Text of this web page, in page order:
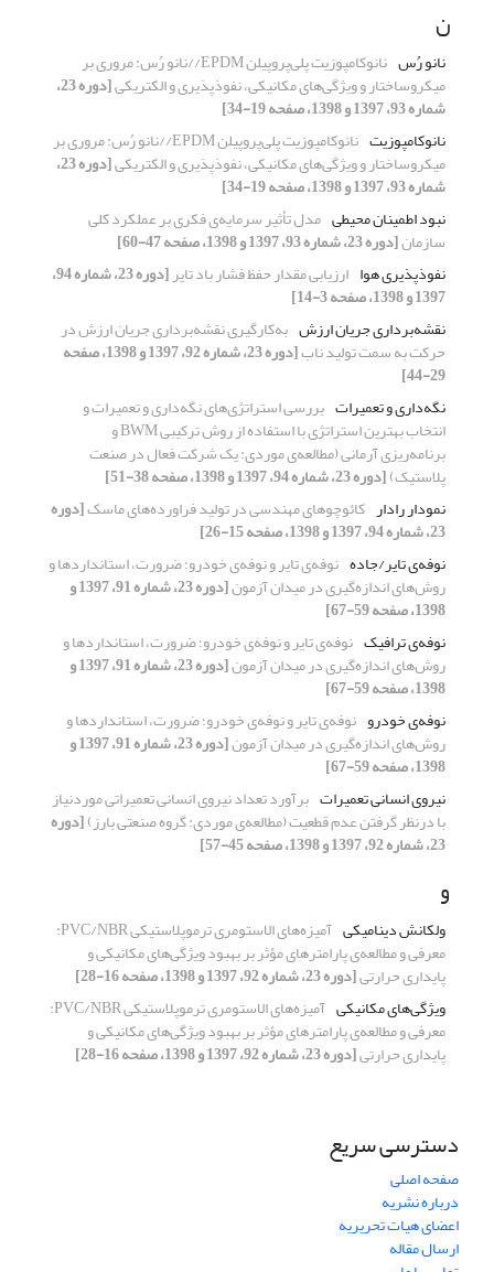
ن
نانو رُس نانوکامپوزیت پلی‌پروپیلن EPDM//نانو رُس: مروری بر
میکروساختار و ویژگی‌های مکانیکی، نفوذپذیری و الکتریکی [دوره 23،
شماره 93، 1397 و 1398، صفحه 19-34]
نانوکامپوزیت
نانوکامپوزیت پلی‌پروپیلن EPDM//نانو رُس: مروری بر
میکروساختار و ویژگی‌های مکانیکی، نفوذپذیری و الکتریکی [دوره 23،
شماره 93، 1397 و 1398، صفحه 19-34]
نبود اطمینان محیطی مدل تأثیر سرمایه‌ی فکری بر عملکرد کلی
سازمان[دوره 23، شماره 93، 1397 و 1398، صفحه 47-60]
نفوذپذیری هوا ارزیابی مقدار حفظ فشار باد تایر [دوره 23، شماره 94،
1397 و 1398، صفحه 3-14]
نقشه‌برداری جریان ارزش به‌کارگیری نقشه‌برداری جریان ارزش در
حرکت به سمت تولید ناب [دوره 23، شماره 92، 1397 و 1398، صفحه
29-44]
نگه‌داری و تعمیرات بررسی استراتژی‌های نگه‌داری و تعمیرات و
انتخاب بهترین استراتژی با استفاده از روش ترکیبی BWM و
برنامه‌ریزی آرمانی (مطالعه‌ی موردی: یک شرکت فعال در صنعت
پلاستیک)[دوره 23، شماره 94، 1397 و 1398، صفحه 38-51]
نمودار رادار کائوچوهای مهندسی در تولید فراورده‌های ماسک[دوره
23، شماره 94، 1397 و 1398، صفحه 15-26]
نوفه‌ی تایر/جاده نوفه‌ی تایر و نوفه‌ی خودرو؛ ضرورت، استانداردها و
روش‌های اندازه‌گیری در میدان آزمون [دوره 23، شماره 91، 1397 و
1398، صفحه 59-67]
نوفه‌ی ترافیک نوفه‌ی تایر و نوفه‌ی خودرو؛ ضرورت، استانداردها و
روش‌های اندازه‌گیری در میدان آزمون [دوره 23، شماره 91، 1397 و
1398، صفحه 59-67]
نوفه‌ی خودرو نوفه‌ی تایر و نوفه‌ی خودرو؛ ضرورت، استانداردها و
روش‌های اندازه‌گیری در میدان آزمون [دوره 23، شماره 91، 1397 و
1398، صفحه 59-67]
نیروی انسانی تعمیرات برآورد تعداد نیروی انسانی تعمیراتی موردنیاز
با درنظر گرفتن عدم قطعیت (مطالعه‌ی موردی: گروه صنعتی بارز)[دوره
23، شماره 92، 1397 و 1398، صفحه 45-57]
و
ولکانش دینامیکی آمیزه‌های الاستومری ترموپلاستیکی PVC/NBR:
معرفی و مطالعه‌ی پارامترهای مؤثر بر بهبود ویژگی‌های مکانیکی و
پایداری حرارتی[دوره 23، شماره 92، 1397 و 1398، صفحه 16-28]
ویژگی‌های مکانیکی
آمیزه‌های الاستومری ترموپلاستیکی PVC/NBR:
معرفی و مطالعه‌ی پارامترهای مؤثر بر بهبود ویژگی‌های مکانیکی و
پایداری حرارتی[دوره 23، شماره 92، 1397 و 1398، صفحه 16-28]
دسترسی سریع
صفحه اصلی
درباره نشریه
اعضای هیات تحریریه
ارسال مقاله